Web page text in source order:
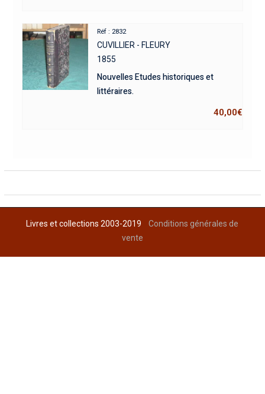
Réf : 2832
CUVILLIER - FLEURY
1855
Nouvelles Etudes historiques et
littéraires.
40,00€
Livres et collections 2003-2019Conditions générales de
vente